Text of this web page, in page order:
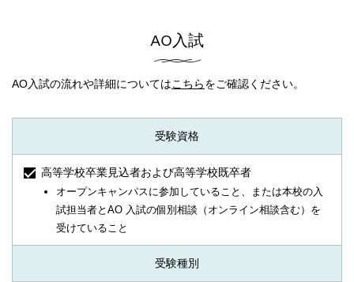
AO入試
AO入試の流れや詳細についてはこちらをご確認ください。
受験資格
高等学校卒業見込者および高等学校既卒者
オープンキャンパスに参加していること、または本校の入
試担当者とAO 入試の個別相談（オンライン相談含む）を
受けていること
受験種別